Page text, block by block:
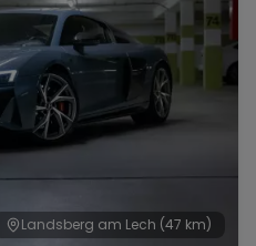
Landsberg am Lech (47 km)